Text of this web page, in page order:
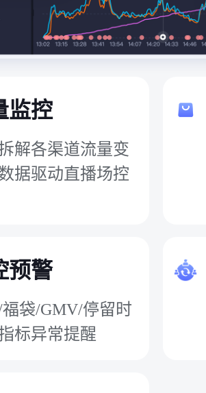
监控
解各渠道流量变
据驱动直播场控
预警
袋/GMV/停留时
标异常提醒